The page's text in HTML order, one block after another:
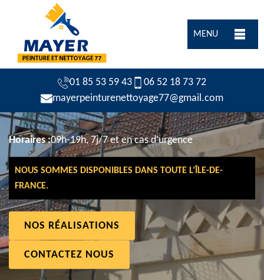
MENU
01 85 53 59 43
06 52 18 73 72
mayerpeinturenettoyage77@gmail.com
Horaires :09h-19h, 7j/7 et en cas d’urgence
NOUS SOMMES DISPONIBLES DANS TOUTE L’ÎLE-DE-
FRANCE.
NOS RÉALISATIONS
CONTACTEZ NOUS